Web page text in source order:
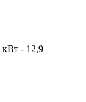
кВт - 12,9